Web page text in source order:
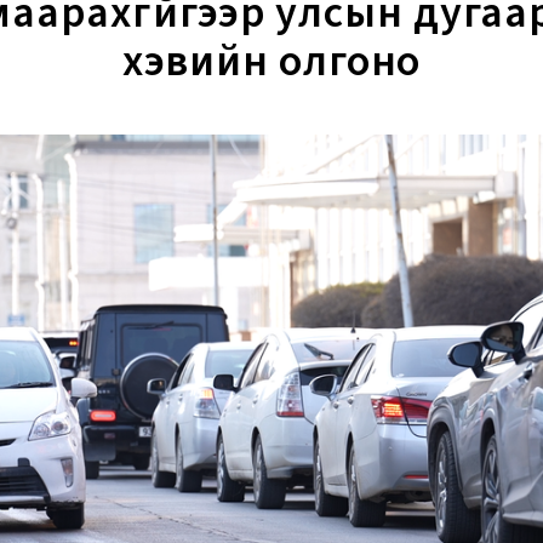
хэвийн олгоно